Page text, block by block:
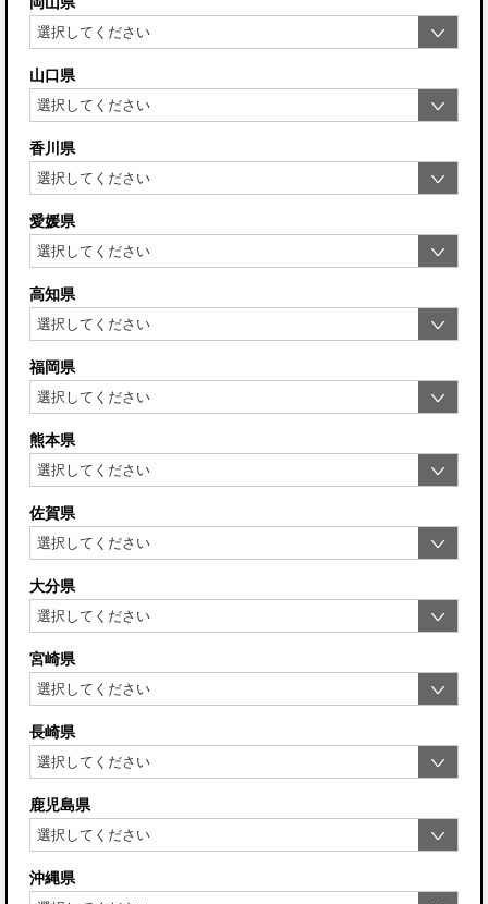
山口県
香川県
愛媛県
高知県
福岡県
熊本県
佐賀県
大分県
宮崎県
長崎県
鹿児島県
沖縄県